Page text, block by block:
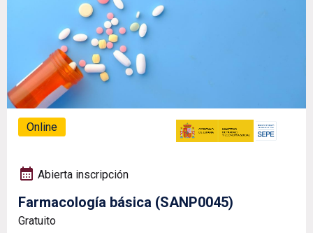
Online
Abierta inscripción
Farmacología básica (SANP0045)
Gratuito